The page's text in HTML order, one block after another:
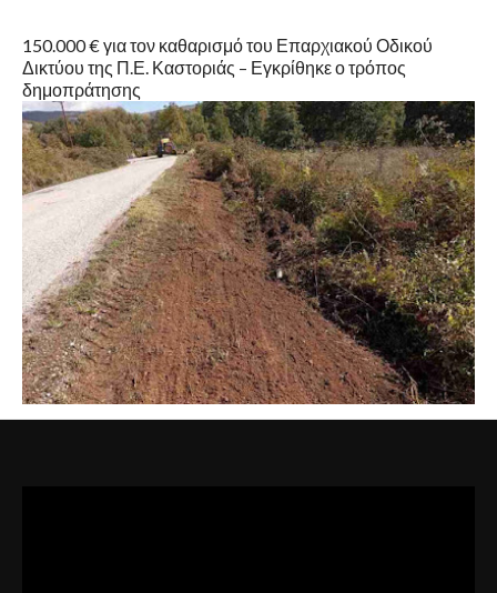
150.000 € για τον καθαρισμό του Επαρχιακού Οδικού
Δικτύου της Π.Ε. Καστοριάς – Εγκρίθηκε ο τρόπος
δημοπράτησης